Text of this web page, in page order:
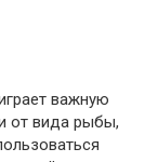
важную
от вида рыбы,